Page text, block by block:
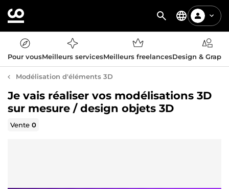
Pour vousMeilleurs servicesMeilleurs freelancesDesign &
Modélisation d'éléments 3D
Je vais réaliser vos modélisations 3D
sur mesure / design objets 3D
Vente0